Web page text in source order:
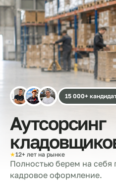
15 000+
Аутсорсинг
★12+ лет на рынке
Полностью берем на себя
кадровое оформление.